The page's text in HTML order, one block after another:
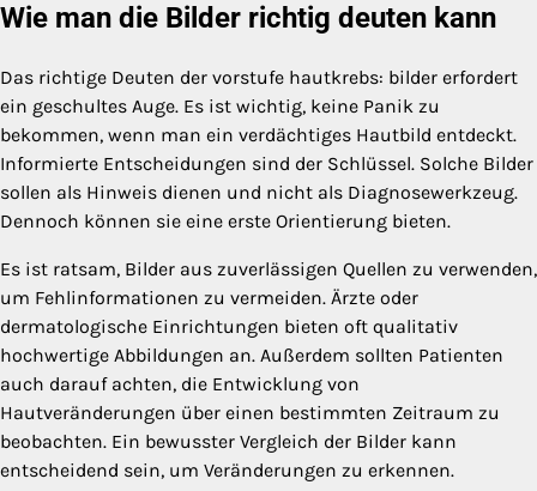
Wie man die Bilder richtig deuten kann
Das richtige Deuten der vorstufe hautkrebs: bilder erfordert
ein geschultes Auge. Es ist wichtig, keine Panik zu
bekommen, wenn man ein verdächtiges Hautbild entdeckt.
Informierte Entscheidungen sind der Schlüssel. Solche Bilder
sollen als Hinweis dienen und nicht als Diagnosewerkzeug.
Dennoch können sie eine erste Orientierung bieten.
Es ist ratsam, Bilder aus zuverlässigen Quellen zu verwenden,
um Fehlinformationen zu vermeiden. Ärzte oder
dermatologische Einrichtungen bieten oft qualitativ
hochwertige Abbildungen an. Außerdem sollten Patienten
auch darauf achten, die Entwicklung von
Hautveränderungen über einen bestimmten Zeitraum zu
beobachten. Ein bewusster Vergleich der Bilder kann
entscheidend sein, um Veränderungen zu erkennen.